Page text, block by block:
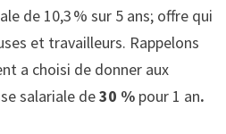
de 10,3 % sur 5 ans; offre qui
et travailleurs. Rappelons
a choisi de donner aux
salariale de30 % pour 1 an.